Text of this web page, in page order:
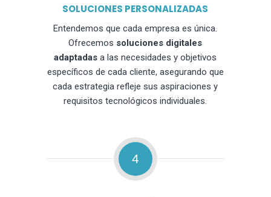
SOLUCIONES PERSONALIZADAS
Entendemos que cada empresa es única.
Ofrecemos soluciones digitales
adaptadas a las necesidades y objetivos
específicos de cada cliente, asegurando que
cada estrategia refleje sus aspiraciones y
requisitos tecnológicos individuales.
4